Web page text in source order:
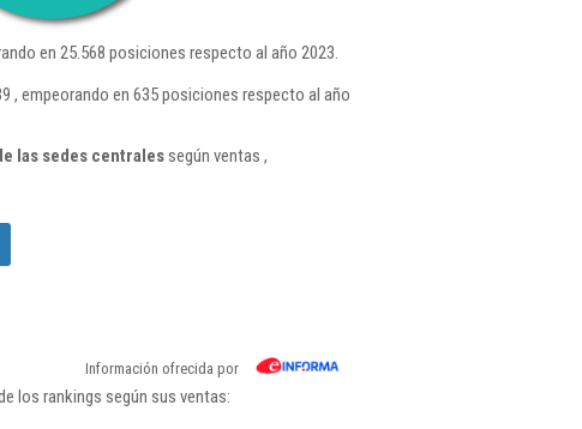
en 25.568 posiciones respecto al año 2023.
, empeorando en 635 posiciones respecto al año
las sedes centralessegún ventas ,
Información ofrecida por
los rankings según sus ventas: